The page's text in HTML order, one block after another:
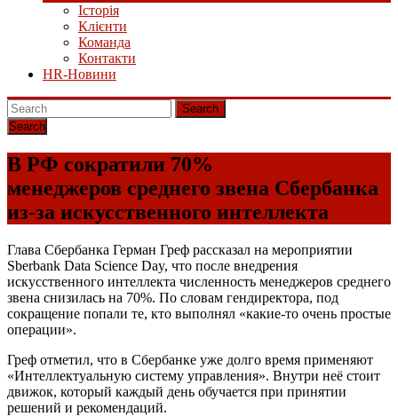
Історія
Клієнти
Команда
Контакти
HR-Новини
Search
В РФ сократили 70%
менеджеров среднего звена Сбербанка
из-за искусственного интеллекта
Глава Сбербанка Герман Греф рассказал на мероприятии
Sberbank Data Science Day, что после внедрения
искусственного интеллекта численность менеджеров среднего
звена снизилась на 70%. По словам гендиректора, под
сокращение попали те, кто выполнял «какие-то очень простые
операции».
Греф отметил, что в Сбербанке уже долго время применяют
«Интеллектуальную систему управления». Внутри неё стоит
движок, который каждый день обучается при принятии
решений и рекомендаций.